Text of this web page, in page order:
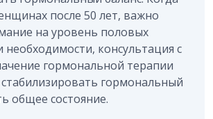
после 50 лет, важно
на уровень половых
консультация с
гормональной терапии
гормональный
общее состояние.